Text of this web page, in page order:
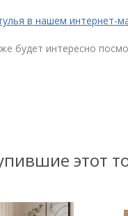
в нашем интернет-
будет интересно
этот